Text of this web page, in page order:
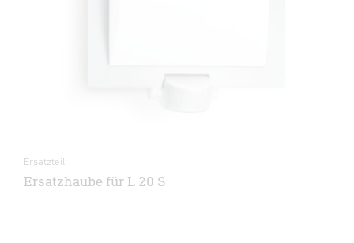
Ersatzteil
Ersatzhaube für L 20 S